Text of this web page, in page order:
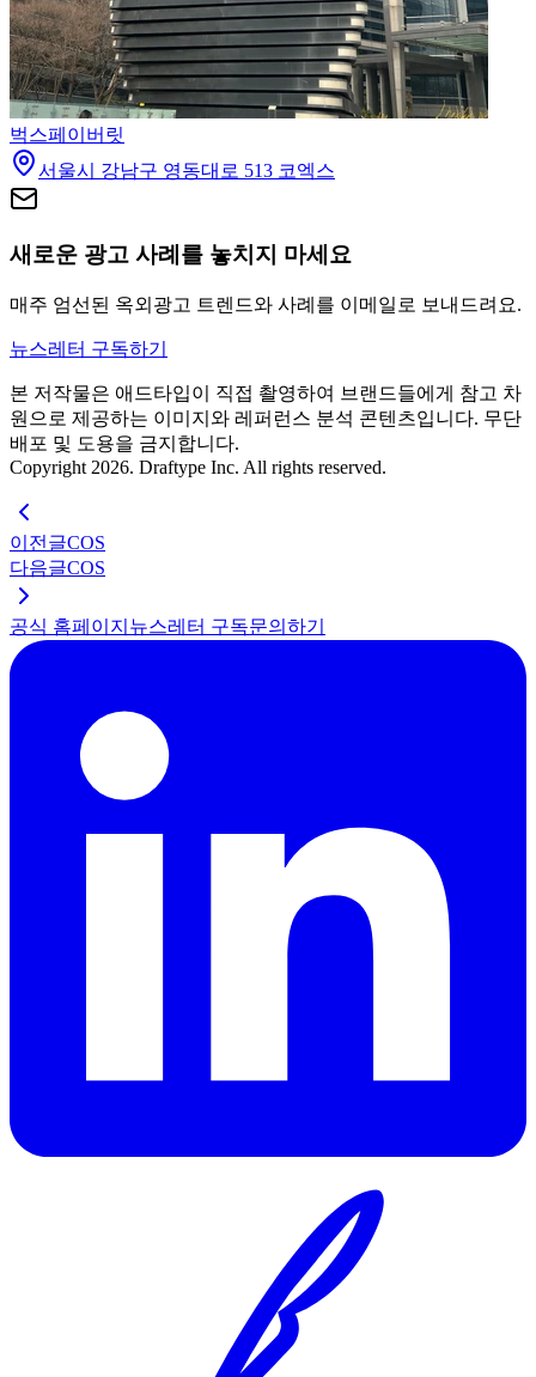
벅스페이버릿
서울시 강남구 영동대로 513 코엑스
새로운 광고 사례를 놓치지 마세요
매주 엄선된 옥외광고 트렌드와 사례를 이메일로 보내드려요.
뉴스레터 구독하기
본 저작물은 애드타입이 직접 촬영하여 브랜드들에게 참고 차
원으로 제공하는 이미지와 레퍼런스 분석 콘텐츠입니다. 무단
배포 및 도용을 금지합니다.
Copyright 2026. Draftype Inc. All rights reserved.
이전글COS
다음글COS
공식 홈페이지 뉴스레터 구독문의하기